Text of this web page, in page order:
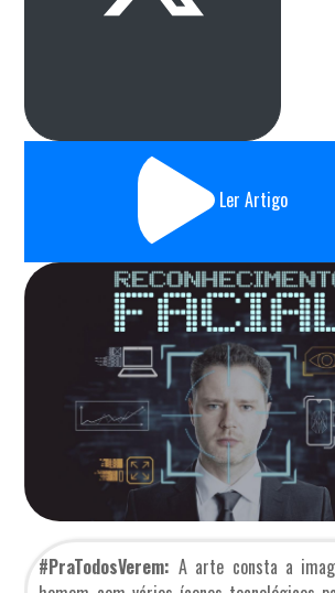
Ler Artigo
#PraTodosVerem: A arte consta a